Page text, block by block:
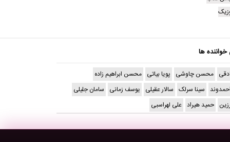
خواننده ها
محسن چاوشی پویا بیاتی محسن ابراهیم زاده
سینا سرلک سالار عقیلی یوسف زمانی سامان جلیلی
حمید هیراد علی لهراسبی